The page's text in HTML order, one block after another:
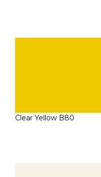
Clear Yellow B80